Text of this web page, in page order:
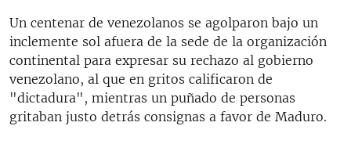
Un centenar de venezolanos se agolparon bajo un
inclemente sol afuera de la sede de la organización
continental para expresar su rechazo al gobierno
venezolano, al que en gritos calificaron de
"dictadura", mientras un puñado de personas
gritaban justo detrás consignas a favor de Maduro.